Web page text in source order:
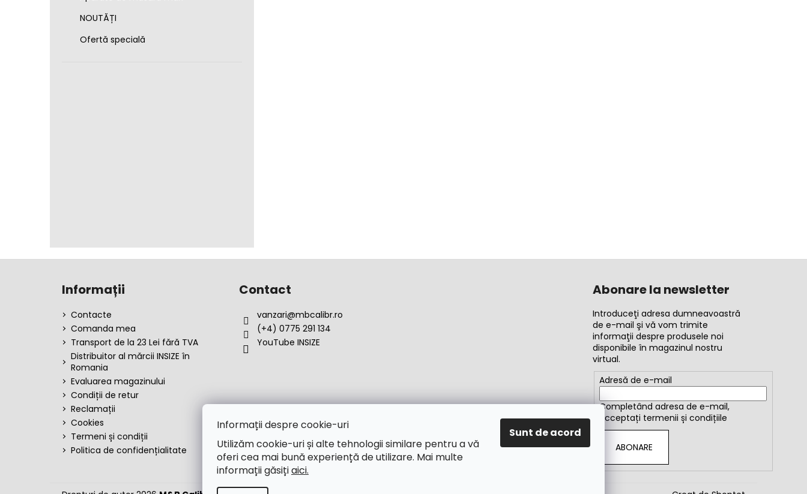
Informații despre cookie-uri
Utilizăm cookie-uri și alte tehnologii similare pentru a vă
oferi cea mai bună experiență de utilizare. Mai multe
informații găsițiaici.
Sunt de acord
NOUTĂȚI
Ofertă specială
Informații
Contacte
Comanda mea
Transport de la 23 Lei fără TVA
Distribuitor al mărcii INSIZE în
Romania
Evaluarea magazinului
Condiții de retur
Reclamații
Cookies
Termeni și condiții
Politica de confidențialitate
Contact
vanzari@mbcalibr.ro
(+4) 0775 291 134
YouTube INSIZE
Abonare la newsletter
Introduceţi adresa dumneavoastră
de e-mail şi vă vom trimite
informaţii despre produsele noi
disponibile în magazinul nostru
virtual.
Adresă de e-mail
Completând adresa de e-mail,
acceptați termenii și condițiile
ABONARE